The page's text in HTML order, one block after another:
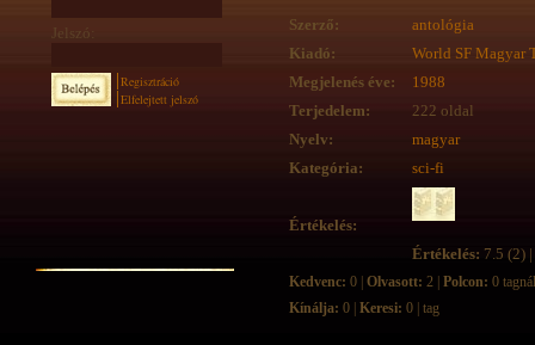
Jelszó:
Regisztráció
Elfelejtett jelszó
Szerző:
antológia
Kiadó:
World SF Magyar
Megjelenés éve:
1988
Terjedelem:
222 oldal
Nyelv:
magyar
Kategória:
sci-fi
Értékelés:
Értékelés: 7.5 (2)
Kedvenc: 0 | Olvasott: 2 | Polcon: 0 tagnál
Kínálja: 0 | Keresi: 0 | tag